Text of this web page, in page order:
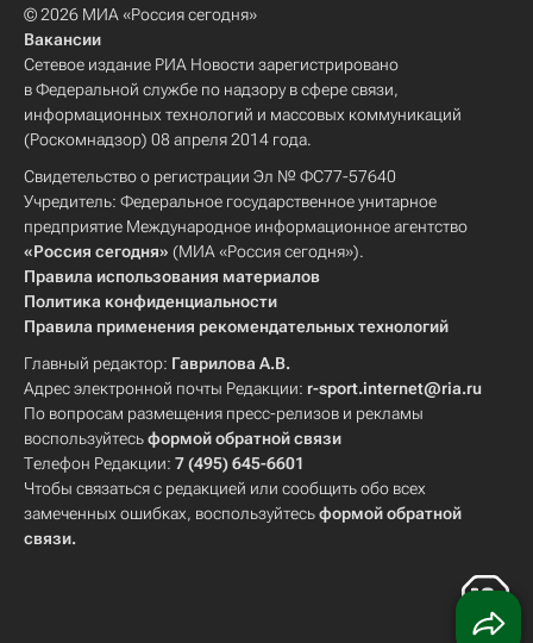
© 2026 МИА «Россия сегодня»
Вакансии
Сетевое издание РИА Новости зарегистрировано
в Федеральной службе по надзору в сфере связи,
информационных технологий и массовых коммуникаций
(Роскомнадзор) 08 апреля 2014 года.
Свидетельство о регистрации Эл № ФС77-57640
Учредитель: Федеральное государственное унитарное
предприятие Международное информационное агентство
«Россия сегодня» (МИА «Россия сегодня»).
Правила использования материалов
Политика конфиденциальности
Правила применения рекомендательных технологий
Главный редактор: Гаврилова А.В.
Адрес электронной почты Редакции: r-sport.internet@ria.ru
По вопросам размещения пресс-релизов и рекламы
воспользуйтесьформой обратной связи
Телефон Редакции: 7 (495) 645-6601
Чтобы связаться с редакцией или сообщить обо всех
замеченных ошибках, воспользуйтесьформой обратной
связи.